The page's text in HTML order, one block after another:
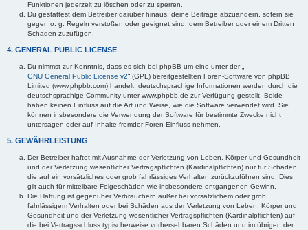
Funktionen jederzeit zu löschen oder zu sperren.
Du gestattest dem Betreiber darüber hinaus, deine Beiträge abzuändern, sofern sie
gegen o. g. Regeln verstoßen oder geeignet sind, dem Betreiber oder einem Dritten
Schaden zuzufügen.
4. GENERAL PUBLIC LICENSE
Du nimmst zur Kenntnis, dass es sich bei phpBB um eine unter der „
GNU General Public License v2“ (GPL) bereitgestellten Foren-Software von phpBB
Limited (www.phpbb.com) handelt; deutschsprachige Informationen werden durch die
deutschsprachige Community unter www.phpbb.de zur Verfügung gestellt. Beide
haben keinen Einfluss auf die Art und Weise, wie die Software verwendet wird. Sie
können insbesondere die Verwendung der Software für bestimmte Zwecke nicht
untersagen oder auf Inhalte fremder Foren Einfluss nehmen.
5. GEWÄHRLEISTUNG
Der Betreiber haftet mit Ausnahme der Verletzung von Leben, Körper und Gesundheit
und der Verletzung wesentlicher Vertragspflichten (Kardinalpflichten) nur für Schäden,
die auf ein vorsätzliches oder grob fahrlässiges Verhalten zurückzuführen sind. Dies
gilt auch für mittelbare Folgeschäden wie insbesondere entgangenen Gewinn.
Die Haftung ist gegenüber Verbrauchern außer bei vorsätzlichem oder grob
fahrlässigem Verhalten oder bei Schäden aus der Verletzung von Leben, Körper und
Gesundheit und der Verletzung wesentlicher Vertragspflichten (Kardinalpflichten) auf
die bei Vertragsschluss typischerweise vorhersehbaren Schäden und im übrigen der